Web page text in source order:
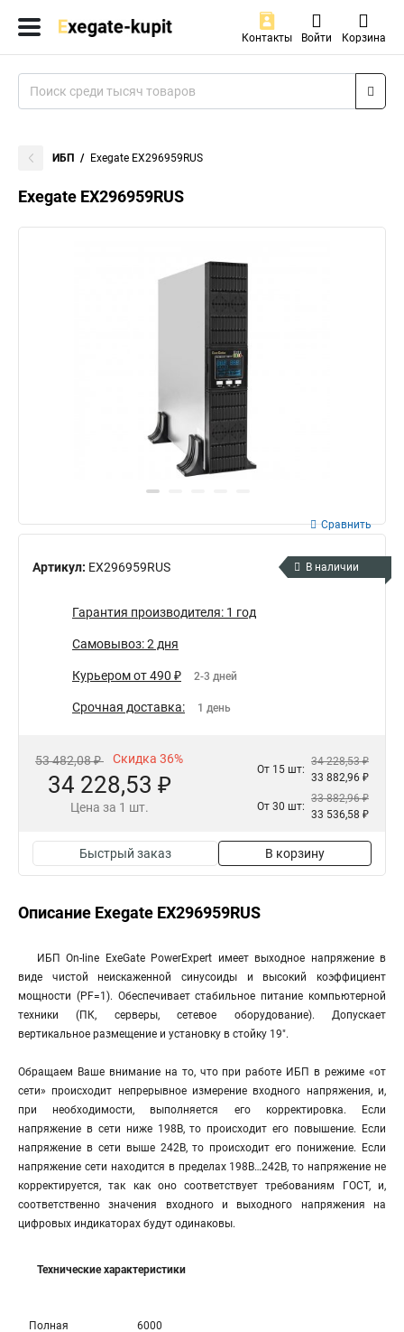
Контакты Войти Корзина
ИБП Exegate EX296959RUS
Exegate EX296959RUS
Артикул: EX296959RUS
Сравнить
В наличии
Гарантия производителя: 1 год
Самовывоз: 2 дня
Курьером от 490 ₽ 2-3 дней
Срочная доставка: 1 день
53 482,08 ₽ Скидка 36%
34 228,53 ₽
Цена за 1 шт.
От 15 шт:
34 228,53 ₽
33 882,96 ₽
От 30 шт:
33 882,96 ₽
33 536,58 ₽
Быстрый заказ В корзину
Описание Exegate EX296959RUS
ИБП On-line ExeGate PowerExpert имеет выходное напряжение в
виде чистой неискаженной синусоиды и высокий коэффициент
мощности (PF=1). Обеспечивает стабильное питание компьютерной
техники (ПК, серверы, сетевое оборудование). Допускает
вертикальное размещение и установку в стойку 19".
Обращаем Ваше внимание на то, что при работе ИБП в режиме «от
сети» происходит непрерывное измерение входного напряжения, и,
при необходимости, выполняется его корректировка. Если
напряжение в сети ниже 198В, то происходит его повышение. Если
напряжение в сети выше 242В, то происходит его понижение. Если
напряжение сети находится в пределах 198В…242В, то напряжение не
корректируется, так как оно соответствует требованиям ГОСТ, и,
соответственно значения входного и выходного напряжения на
цифровых индикаторах будут одинаковы.
Технические характеристики
Полная
6000